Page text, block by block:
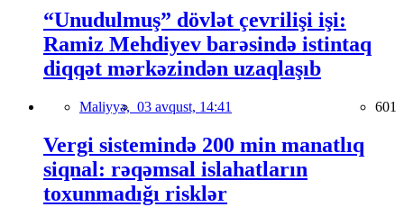
“Unudulmuş” dövlət çevrilişi işi:
Ramiz Mehdiyev barəsində istintaq
diqqət mərkəzindən uzaqlaşıb
Maliyyə, 03 avqust, 14:41 601
Vergi sistemində 200 min manatlıq
siqnal: rəqəmsal islahatların
toxunmadığı risklər